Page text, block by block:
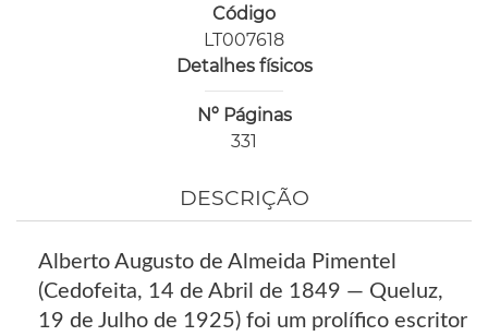
Código
LT007618
Detalhes físicos
Nº Páginas
331
DESCRIÇÃO
Alberto Augusto de Almeida Pimentel
(Cedofeita, 14 de Abril de 1849 — Queluz,
19 de Julho de 1925) foi um prolífico escritor